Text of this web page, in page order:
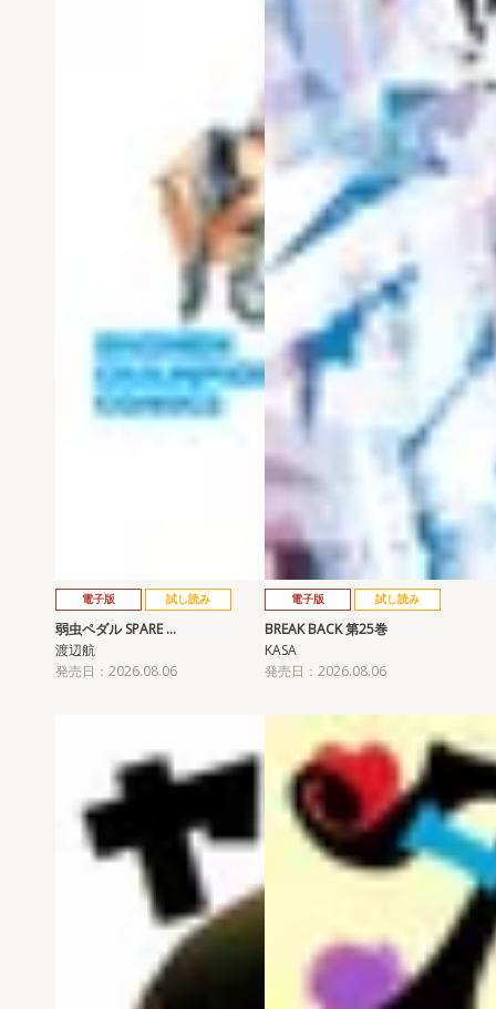
電子版 試し読み
弱虫ペダル SPARE …
渡辺航
発売日：2026.08.06
電子版 試し読み
BREAK BACK 第25巻
KASA
発売日：2026.08.06